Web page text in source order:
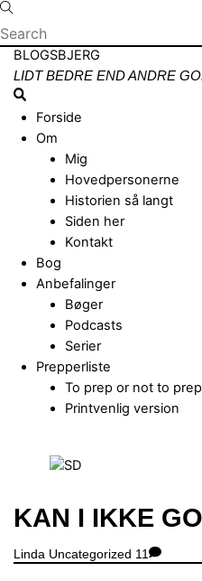
Skip
to
content
Menu
BLOGSBJERG
LIDT BEDRE END ANDRE
Search
Forside
Om
Mig
Hovedpersonerne
Historien så langt
Siden her
Kontakt
Bog
Anbefalinger
Bøger
Podcasts
Serier
Prepperliste
To prep or not to prep
Printvenlig version
KAN I IKKE
Linda Uncategorized 11